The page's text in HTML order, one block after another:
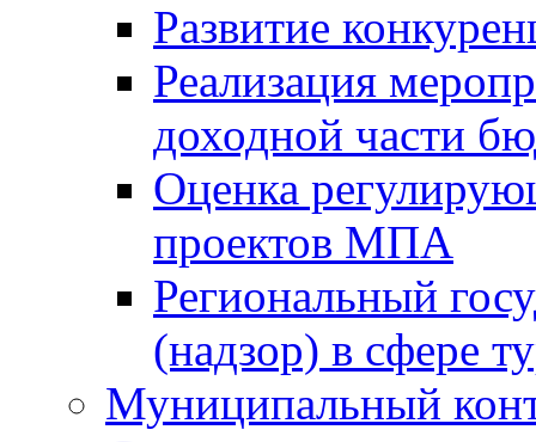
Развитие
Реализация
доходной части
Оценка
проектов МПА
Региональный
(надзор) в сфере
Муниципальный